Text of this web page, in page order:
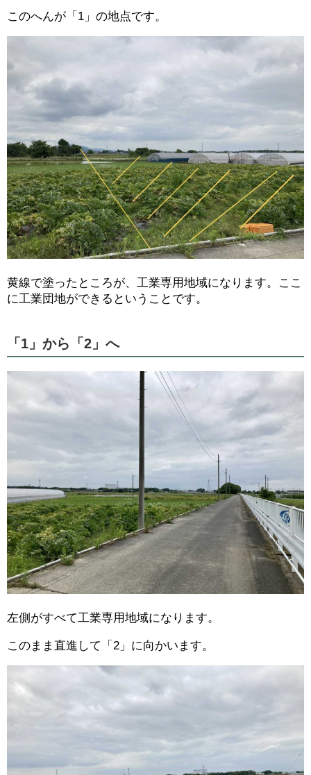
このへんが「1」の地点です。
黄線で塗ったところが、工業専用地域になります。ここ
に工業団地ができるということです。
「1」から「2」へ
左側がすべて工業専用地域になります。
このまま直進して「2」に向かいます。